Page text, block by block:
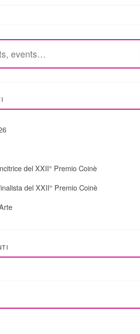
del XXII° Premio Coinè
del XXII° Premio Coinè